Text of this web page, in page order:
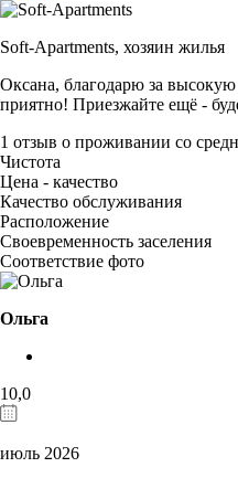
Soft-Apartments, хозяин жилья
Оксана, благодарю за
приятно! Приезжайте ещё -
1 отзыв о проживании со
Чистота
Цена - качество
Качество обслуживания
Расположение
Своевременность заселения
Соответствие фото
Ольга
10,0
июль 2026